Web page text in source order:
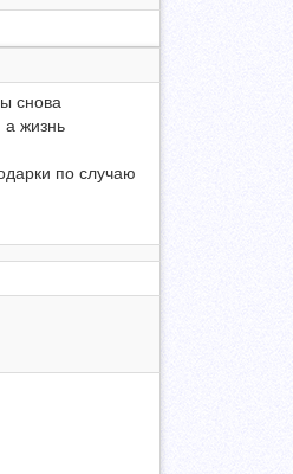
снова
а жизнь
по случаю